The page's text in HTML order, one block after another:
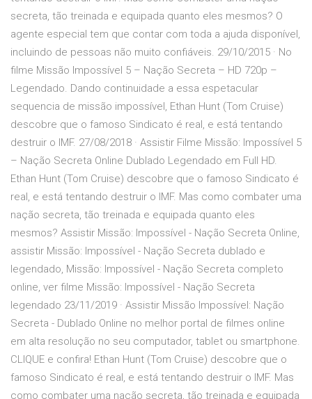
secreta, tão treinada e equipada quanto eles mesmos? O
agente especial tem que contar com toda a ajuda disponível,
incluindo de pessoas não muito confiáveis. 29/10/2015 · No
filme Missão Impossível 5 – Nação Secreta – HD 720p –
Legendado. Dando continuidade a essa espetacular
sequencia de missão impossível, Ethan Hunt (Tom Cruise)
descobre que o famoso Sindicato é real, e está tentando
destruir o IMF. 27/08/2018 · Assistir Filme Missão: Impossível 5
– Nação Secreta Online Dublado Legendado em Full HD.
Ethan Hunt (Tom Cruise) descobre que o famoso Sindicato é
real, e está tentando destruir o IMF. Mas como combater uma
nação secreta, tão treinada e equipada quanto eles
mesmos? Assistir Missão: Impossível - Nação Secreta Online,
assistir Missão: Impossível - Nação Secreta dublado e
legendado, Missão: Impossível - Nação Secreta completo
online, ver filme Missão: Impossível - Nação Secreta
legendado 23/11/2019 · Assistir Missão Impossível: Nação
Secreta - Dublado Online no melhor portal de filmes online
em alta resolução no seu computador, tablet ou smartphone.
CLIQUE e confira! Ethan Hunt (Tom Cruise) descobre que o
famoso Sindicato é real, e está tentando destruir o IMF. Mas
como combater uma nação secreta, tão treinada e equipada